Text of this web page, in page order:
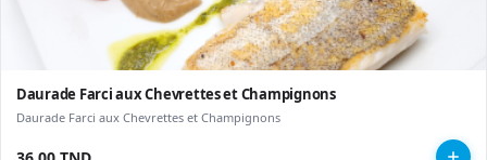
Daurade Farci aux Chevrettes et Champignons
Daurade Farci aux Chevrettes et Champignons